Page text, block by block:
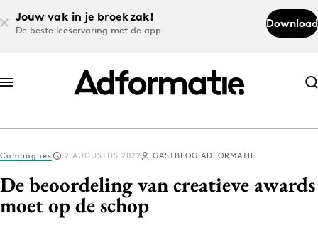
Jouw vak in je broekzak!
De beste leeservaring met de app
Download
Abonneer nu
Abonneer nu
Log in
Download de app
Campagnes 2 AUGUSTUS 2022 GASTBLOG ADFORMATIE
De beoordeling van creatieve awards
moet op de schop